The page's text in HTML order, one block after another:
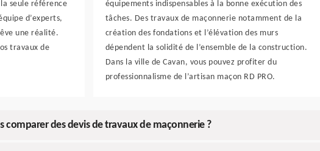
seule référence
d’experts,
une réalité.
travaux de
équipements indispensables à la bonne exécution des
tâches. Des travaux de maçonnerie notamment de la
création des fondations et l’élévation des murs
dépendent la solidité de l’ensemble de la construction.
Dans la ville de Cavan, vous pouvez profiter du
professionnalisme de l’artisan maçon RD PRO.
comparer des devis de travaux de maçonnerie ?